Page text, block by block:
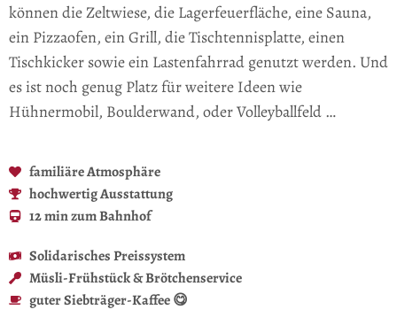
können die Zeltwiese, die Lagerfeuerfläche, eine Sauna,
ein Pizzaofen, ein Grill, die Tischtennisplatte, einen
Tischkicker sowie ein Lastenfahrrad genutzt werden. Und
es ist noch genug Platz für weitere Ideen wie
Hühnermobil, Boulderwand, oder Volleyballfeld …
familiäre Atmosphäre
hochwertig Ausstattung
12 min zum Bahnhof
Solidarisches Preissystem
Müsli-Frühstück & Brötchenservice
guter Siebträger-Kaffee 😋